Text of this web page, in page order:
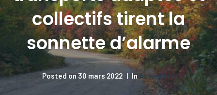
collectifs tirent la
sonnette d’alarme
Posted on 30 mars 2022 In Actualités